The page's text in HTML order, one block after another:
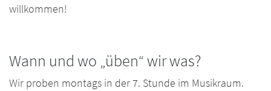
willkommen!
Wann und wo „üben“ wir was?
Wir proben montags in der 7. Stunde im Musikraum.